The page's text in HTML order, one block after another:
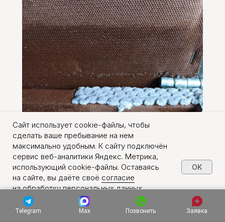
Telegram Max Позвонить Заявка
Клопы в мебели
Обработка от клопов
со скидкой 10%
сайте. Консультация бесплатно.
Сайт использует cookie-файлы, чтобы
сделать ваше пребывание на нем
максимально удобным. К сайту подключён
сервис веб-аналитики Яндекс. Метрика,
использующий cookie-файлы. Оставаясь
на сайте, вы даёте своё согласие
на обработку персональных данных
в порядке, указанном в
Политике обработки
персональных данных
OK